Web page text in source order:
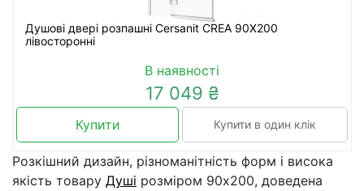
Душові двері розпашні Cersanit CREA 90X200
лівосторонні
В наявності
17 049 ₴
Купити Купити в один клік
Розкішний дизайн, різноманітність форм і висока
якість товару Душі розміром 90x200, доведена